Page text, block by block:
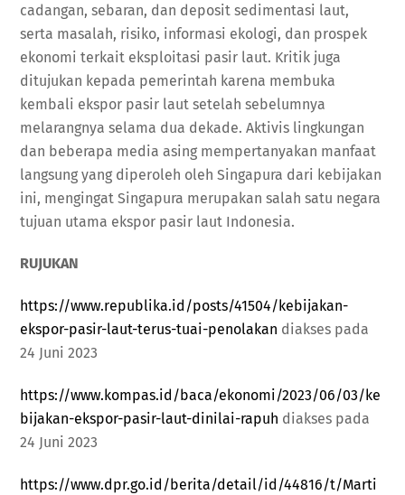
cadangan, sebaran, dan deposit sedimentasi laut,
serta masalah, risiko, informasi ekologi, dan prospek
ekonomi terkait eksploitasi pasir laut. Kritik juga
ditujukan kepada pemerintah karena membuka
kembali ekspor pasir laut setelah sebelumnya
melarangnya selama dua dekade. Aktivis lingkungan
dan beberapa media asing mempertanyakan manfaat
langsung yang diperoleh oleh Singapura dari kebijakan
ini, mengingat Singapura merupakan salah satu negara
tujuan utama ekspor pasir laut Indonesia.
RUJUKAN
https://www.republika.id/posts/41504/kebijakan-
ekspor-pasir-laut-terus-tuai-penolakan diakses pada
24 Juni 2023
https://www.kompas.id/baca/ekonomi/2023/06/03/ke
bijakan-ekspor-pasir-laut-dinilai-rapuh diakses pada
24 Juni 2023
https://www.dpr.go.id/berita/detail/id/44816/t/Marti